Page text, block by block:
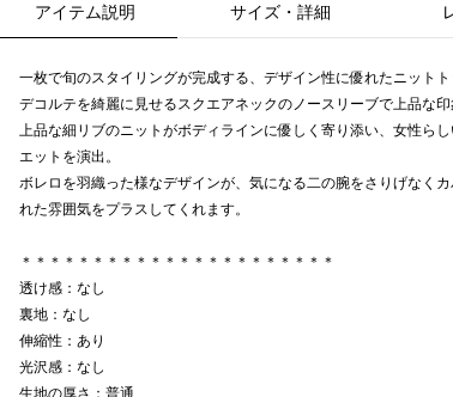
アイテム説明 サイズ・詳細
一枚で旬のスタイリングが完成する、デザイン性に優れたニットト
デコルテを綺麗に見せるスクエアネックのノースリーブで上品な印
上品な細リブのニットがボディラインに優しく寄り添い、女性ら
エットを演出。
ボレロを羽織った様なデザインが、気になる二の腕をさりげなく
れた雰囲気をプラスしてくれます。
＊＊＊＊＊＊＊＊＊＊＊＊＊＊＊＊＊＊＊＊＊＊
透け感：なし
裏地：なし
伸縮性：あり
光沢感：なし
生地の厚さ：普通